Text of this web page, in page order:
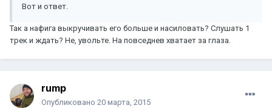
Вот и ответ.
Так а нафига выкручивать его больше и насиловать? Слушать 1
трек и ждать? Не, увольте. На повседнев хватает за глаза.
rump
Опубликовано 20 марта, 2015